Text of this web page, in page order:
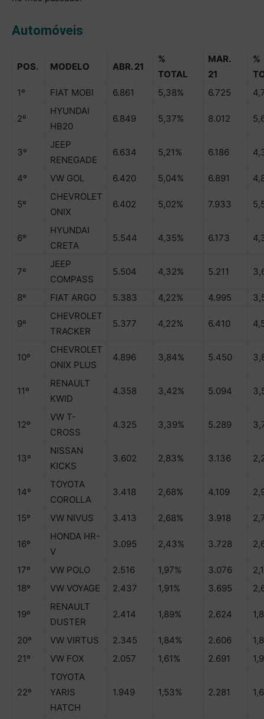
Automóveis
POS. MODELO ABR. 21
%
TOTAL
MAR.
21
%
1º
FIAT MOBI 6.861 5,38% 6.725
2º
HYUNDAI
HB20
6.849 5,37% 8.012
3º
JEEP
RENEGADE
6.634 5,21% 6.186
4º VW GOL 6.420 5,04% 6.891
5º
CHEVROLET
ONIX
6.402 5,02% 7.933
6º
HYUNDAI
CRETA
5.544 4,35% 6.173
7º
JEEP
COMPASS
5.504 4,32% 5.211
8º FIAT ARGO 5.383 4,22% 4.995
9º
CHEVROLET
TRACKER
5.377 4,22% 6.410
10º
CHEVROLET
ONIX PLUS
4.896 3,84% 5.450
11º
RENAULT
KWID
4.358 3,42% 5.094
12º
VW T-
CROSS
4.325 3,39% 5.289
13º
NISSAN
KICKS
3.602 2,83% 3.136
14º
TOYOTA
COROLLA
3.418 2,68% 4.109
15º VW NIVUS 3.413 2,68% 3.918
16º
HONDA HR-
V
3.095 2,43% 3.728
17º VW POLO 2.516 1,97% 3.076
18º
VW VOYAGE 2.437 1,91% 3.695
19º
RENAULT
DUSTER
2.414 1,89% 2.624
20º VW VIRTUS 2.345 1,84% 2.606
21º
VW FOX 2.057 1,61% 2.691
22º
TOYOTA
YARIS
HATCH
1.949 1,53% 2.281